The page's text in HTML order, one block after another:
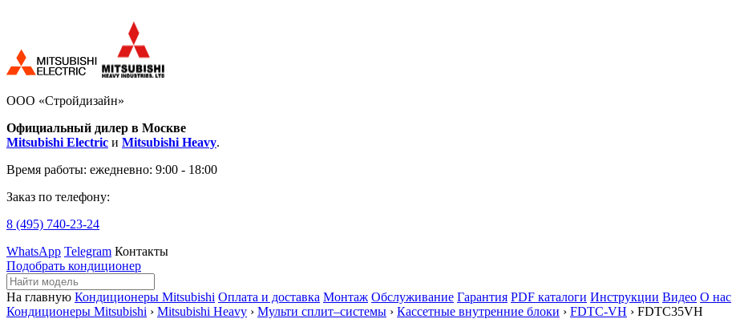
ООО «Стройдизайн»
Официальный дилер в Москве
Mitsubishi Electric и Mitsubishi Heavy.
Время работы: ежедневно: 9:00 - 18:00
Заказ по телефону:
8 (495) 740-23-24
WhatsApp Telegram Контакты
Подобрать кондиционер
На главную Кондиционеры Mitsubishi Оплата и доставка Монтаж Обслуживание Гарантия PDF каталоги Инструкции Видео О нас
Кондиционеры Mitsubishi › Mitsubishi Heavy › Мульти сплит–системы › Кассетные внутренние блоки › FDTC-VH › FDTC35VH